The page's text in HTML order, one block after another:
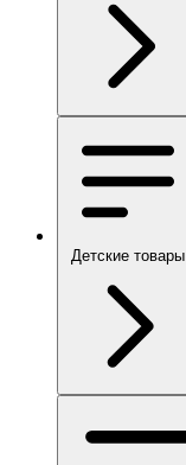
Детские товары